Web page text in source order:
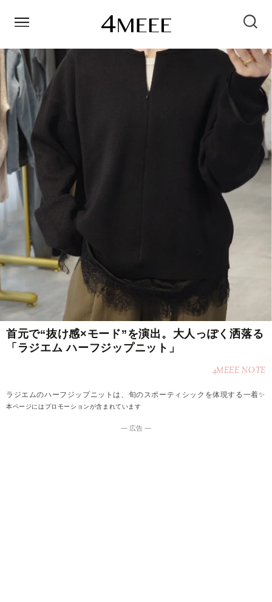
首元で“抜け感×モード”を演出。大人っぽく洒落る
「ラジエム ハーフジップニット」
4MEEE NOTE
ラジエムのハーフジップニットは、旬のスポーティシックを体現する一着✨
本ページにはプロモーションが含まれています
― 広告 ―